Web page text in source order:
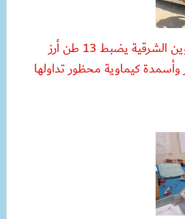
على قدمًا وساق.. تموين الشرقية يضبط 13 طن أرز
كيماوية محظور تداولها